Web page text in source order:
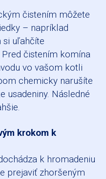
čistením môžete
– napríklad
si uľahčíte
Pred čistením komína
vo vašom kotli
chemicky narušíte
usadeniny. Následné
krokom k
k hromadeniu
prejaviť zhoršeným